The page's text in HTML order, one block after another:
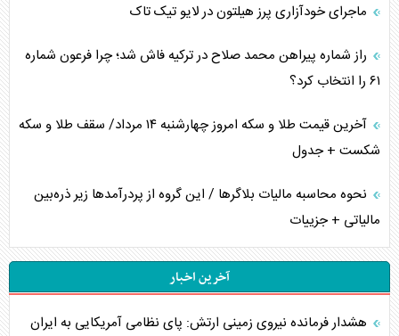
ماجرای خودآزاری پرز هیلتون در لایو تیک تاک
راز شماره پیراهن محمد صلاح در ترکیه فاش شد؛ چرا فرعون شماره
۶۱ را انتخاب کرد؟
آخرین قیمت طلا و سکه امروز چهارشنبه ۱۴ مرداد/ سقف طلا و سکه
شکست + جدول
نحوه محاسبه مالیات بلاگر‌ها / این گروه از پردرآمد‌ها زیر ذره‌بین
مالیاتی + جزییات
آخرین اخبار
هشدار فرمانده نیروی زمینی ارتش: پای نظامی آمریکایی به ایران